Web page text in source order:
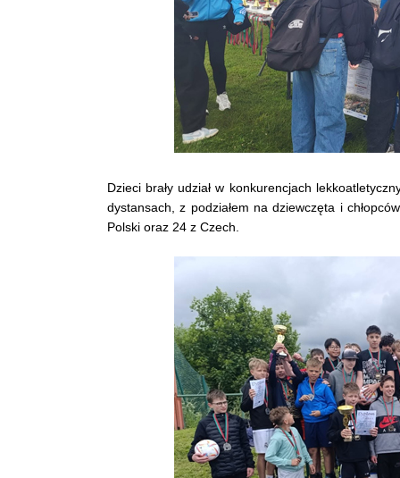
Dzieci brały udział w konkurencjach
dystansach, z podziałem na dziewczęta i
Polski oraz 24 z Czech.